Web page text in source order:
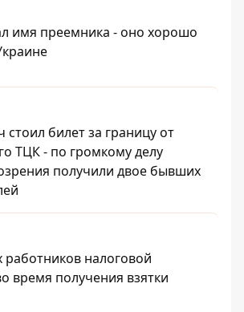
имя преемника - оно хорошо
стоил билет за границу от
ТЦК - по громкому делу
получили двое бывших
работников налоговой
время получения взятки